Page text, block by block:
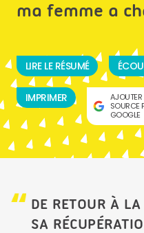
ma femme a
LIRE LE RÉSUMÉ
IMPRIMER
SOURCE
GOOGLE
DE RETOUR À
SA